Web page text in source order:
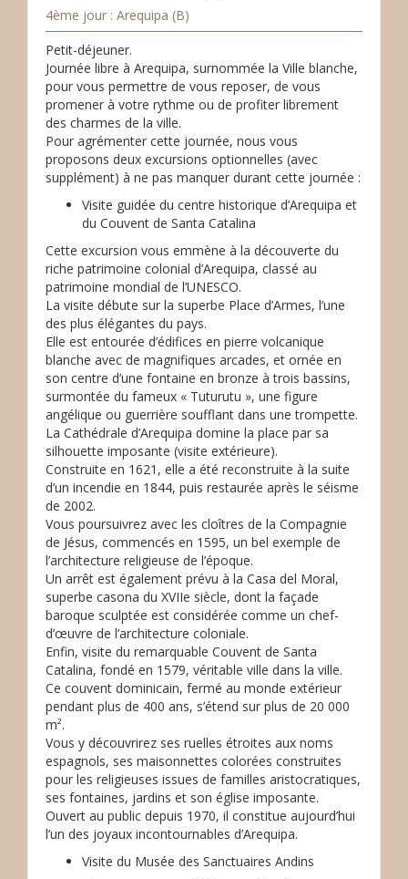
4ème jour : Arequipa (B)
Petit-déjeuner.
Journée libre à Arequipa, surnommée la Ville blanche,
pour vous permettre de vous reposer, de vous
promener à votre rythme ou de profiter librement
des charmes de la ville.
Pour agrémenter cette journée, nous vous
proposons deux excursions optionnelles (avec
supplément) à ne pas manquer durant cette journée :
Visite guidée du centre historique d’Arequipa et
du Couvent de Santa Catalina
Cette excursion vous emmène à la découverte du
riche patrimoine colonial d’Arequipa, classé au
patrimoine mondial de l’UNESCO.
La visite débute sur la superbe Place d’Armes, l’une
des plus élégantes du pays.
Elle est entourée d’édifices en pierre volcanique
blanche avec de magnifiques arcades, et ornée en
son centre d’une fontaine en bronze à trois bassins,
surmontée du fameux « Tuturutu », une figure
angélique ou guerrière soufflant dans une trompette.
La Cathédrale d’Arequipa domine la place par sa
silhouette imposante (visite extérieure).
Construite en 1621, elle a été reconstruite à la suite
d’un incendie en 1844, puis restaurée après le séisme
de 2002.
Vous poursuivrez avec les cloîtres de la Compagnie
de Jésus, commencés en 1595, un bel exemple de
l’architecture religieuse de l’époque.
Un arrêt est également prévu à la Casa del Moral,
superbe casona du XVIIe siècle, dont la façade
baroque sculptée est considérée comme un chef-
d’œuvre de l’architecture coloniale.
Enfin, visite du remarquable Couvent de Santa
Catalina, fondé en 1579, véritable ville dans la ville.
Ce couvent dominicain, fermé au monde extérieur
pendant plus de 400 ans, s’étend sur plus de 20 000
m².
Vous y découvrirez ses ruelles étroites aux noms
espagnols, ses maisonnettes colorées construites
pour les religieuses issues de familles aristocratiques,
ses fontaines, jardins et son église imposante.
Ouvert au public depuis 1970, il constitue aujourd’hui
l’un des joyaux incontournables d’Arequipa.
Visite du Musée des Sanctuaires Andins